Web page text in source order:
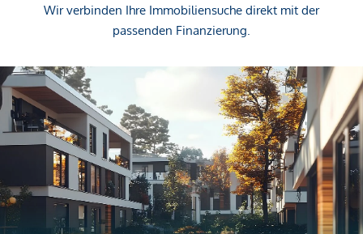
Wir verbinden Ihre Immobiliensuche direkt mit der
passenden Finanzierung.